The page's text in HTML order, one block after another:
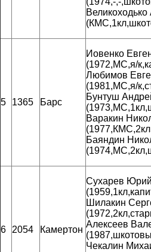
5 1365 Барс
Иовенко
(1972,МС,я/
Любимов
(1981,МС,я/
Бунтуш
Варакин
Баяндин
6 2054 Камертон
Сухарев Юрий
Шилакин
Алексеев
Чекалин